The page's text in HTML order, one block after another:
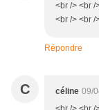
<br /> <br
<br /> <br /
Répondre
C céline 09/